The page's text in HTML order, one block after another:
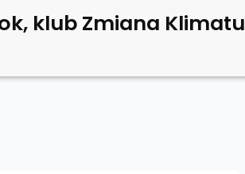
TrasyOrganizatorzyArtyściOpinieFAQ